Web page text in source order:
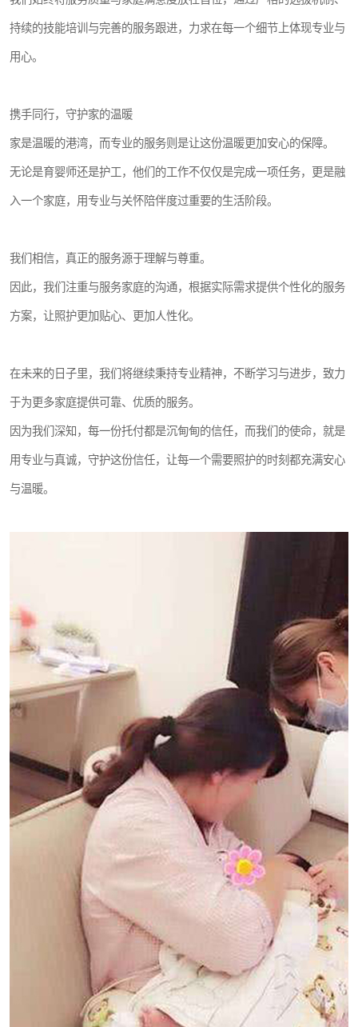
持续的技能培训与完善的服务跟进，力求在每一个细节上体现专业与
用心。
携手同行，守护家的温暖
家是温暖的港湾，而专业的服务则是让这份温暖更加安心的保障。
无论是育婴师还是护工，他们的工作不仅仅是完成一项任务，更是融
入一个家庭，用专业与关怀陪伴度过重要的生活阶段。
我们相信，真正的服务源于理解与尊重。
因此，我们注重与服务家庭的沟通，根据实际需求提供个性化的服务
方案，让照护更加贴心、更加人性化。
在未来的日子里，我们将继续秉持专业精神，不断学习与进步，致力
于为更多家庭提供可靠、优质的服务。
因为我们深知，每一份托付都是沉甸甸的信任，而我们的使命，就是
用专业与真诚，守护这份信任，让每一个需要照护的时刻都充满安心
与温暖。